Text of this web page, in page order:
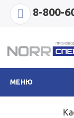
8-800-
МЕНЮ